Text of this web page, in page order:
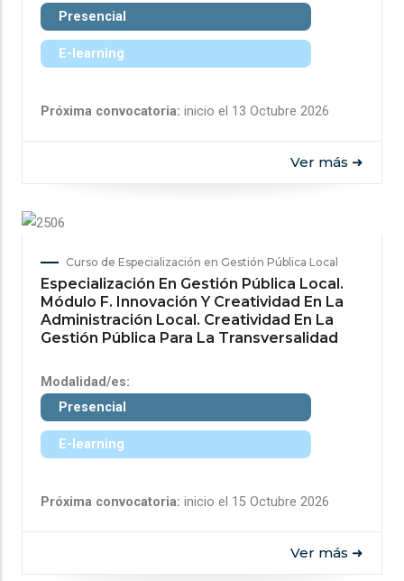
Presencial
E-learning
Próxima convocatoria: inicio el 13 Octubre 2026
Ver más ➜
Curso de Especialización en Gestión Pública Local
Especialización En Gestión Pública Local.
Módulo F. Innovación Y Creatividad En La
Administración Local. Creatividad En La
Gestión Pública Para La Transversalidad
Modalidad/es:
Presencial
E-learning
Próxima convocatoria: inicio el 15 Octubre 2026
Ver más ➜